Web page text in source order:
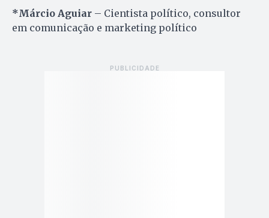
*Márcio Aguiar – Cientista político, consultor
em comunicação e marketing político